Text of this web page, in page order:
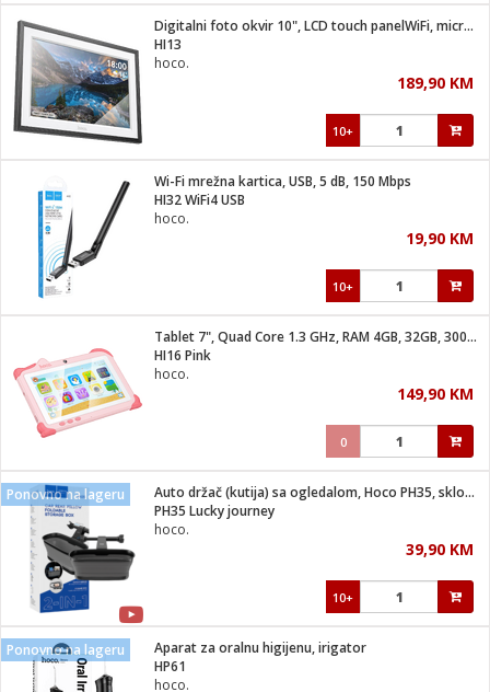
Vitrine
Sušilica
/ Zdravlje
za kosu
brijanje
Digitalni foto okvir 10", LCD touch panelWiFi, microUSB
HI13
hoco.
189,90 KM
10+
Wi-Fi mrežna kartica, USB, 5 dB, 150 Mbps
HI32 WiFi4 USB
hoco.
19,90 KM
10+
Tablet 7", Quad Core 1.3 GHz, RAM 4GB, 32GB, 3000 mAh
HI16 Pink
hoco.
149,90 KM
0
Ponovno na lageru
Auto držač (kutija) sa ogledalom, Hoco PH35, sklopivi
PH35 Lucky journey
hoco.
39,90 KM
10+
Ponovno na lageru
Aparat za oralnu higijenu, irigator
HP61
hoco.